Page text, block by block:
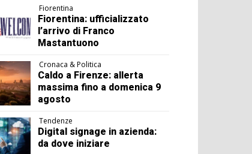
Fiorentina
Fiorentina: ufficializzato
l’arrivo di Franco
Mastantuono
Cronaca & Politica
Caldo a Firenze: allerta
massima fino a domenica 9
agosto
Tendenze
Digital signage in azienda:
da dove iniziare